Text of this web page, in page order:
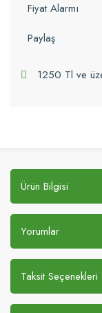
Fiyat Alarmı
Paylaş
1250 Tl ve
Ürün Bilgisi
Yorumlar
Taksit Seçenekleri